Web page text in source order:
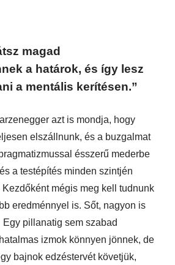
magad
a határok, és így lesz
a mentális kerítésen.”
azt is mondja, hogy
elszállnunk, és a buzgalmat
ésszerű mederbe
a testépítés minden szintjén
Kezdőként mégis meg kell tudnunk
eredménnyel is. Sőt, nagyon is
pillanatig sem szabad
izmok könnyen jönnek, de
bajnok edzéstervét követjük,